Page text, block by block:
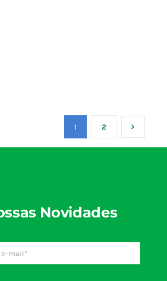
1 2
Novidades